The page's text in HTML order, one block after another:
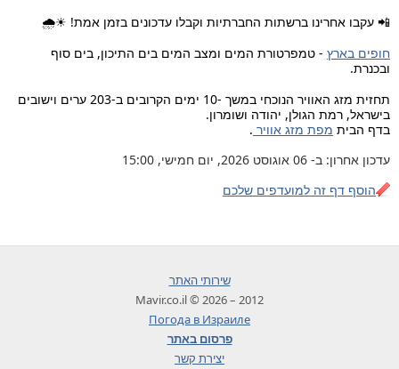
📲 עקבו אחרינו ברשתות החברתיות וקבלו עדכונים בזמן אמת! ☀🌧
חופים בארץ - טמפרטורת המים ומצב המים בים התיכון, בים סוף
ובכנרת.
תחזית מזג האוויר הנוכחי במשך -10 ימים הקרובים ב-203 ערים וישובים
בישראל, רמת הגולן, יהודה ושומרון.
בדף הבית מפת מזג אוויר .
עדכון אחרון: ב- 06 אוגוסט 2026, יום חמישי, 15:00
הוסף דף זה למועדפים שלכם
שירותי האתר
2012 – 2026 © Mavir.co.il
Погода в Израиле
פרסום באתר
יצירת קשר